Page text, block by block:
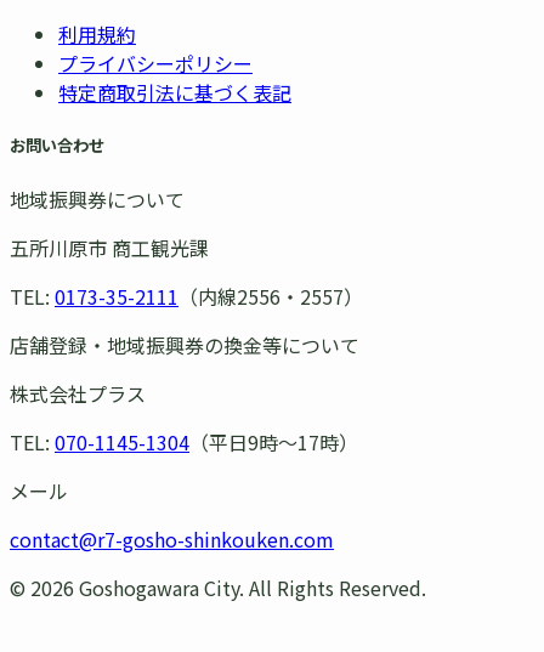
利用規約
プライバシーポリシー
特定商取引法に基づく表記
お問い合わせ
地域振興券について
五所川原市 商工観光課
TEL: 0173-35-2111 （内線2556・2557）
店舗登録・地域振興券の換金等について
株式会社プラス
TEL: 070-1145-1304 （平日9時〜17時）
メール
contact@r7-gosho-shinkouken.com
© 2026 Goshogawara City. All Rights Reserved.